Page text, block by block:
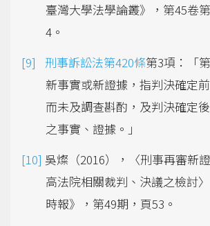
臺灣大學法學論叢》，第45卷
4。
刑事訴訟法第420條第3項：「
新事實或新證據，指判決確定
而未及調查斟酌，及判決確定
之事實、證據。」
吳燦（2016），〈刑事再審新
高法院相關裁判、決議之檢討
時報》，第49期，頁53。